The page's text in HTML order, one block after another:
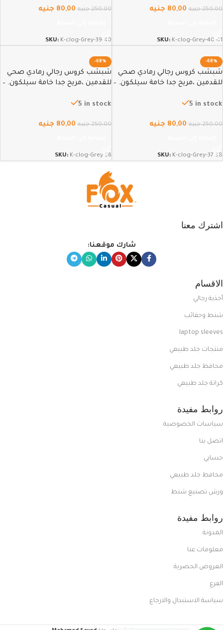
250,00 جنيه 80,00 جنيه
SKU: K-clog-Grey-40-41
250,00 جنيه 80,00 جنيه
SKU: K-clog-Grey-39-40
-68%
شبشب كروس رجالي رمادي صحي
للقدمين ،مريح جدا خامة سيلكون. –
5 in stock
250,00 جنيه 80,00 جنيه
SKU: K-clog-Grey-37-38
-68%
شبشب كروس رجالي رمادي صحي
للقدمين ،مريح جدا خامة سيلكون. –
5 in stock
250,00 جنيه 80,00 جنيه
SKU: K-clog-Grey-36
اشترك معنا
شارك موقعنا:
الاقسام
أحذية رجالي
شنط وحقائب
laptop sleeves
منتجات جلد طبيعي
محافظ جلد طبيعي
كراتة جلد طبيعي
روابط مفيدة
سياسات الخصوصية
اتصل بنا
حسابي
محافظ جلد طبيعي
ورش تصنيع شنط
روابط مفيدة
المدونة
معلومات عنا
العروض الحصرية
الفرع
سياسة الاستبدال والارجاع